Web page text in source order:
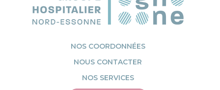
NOS COORDONNÉES
NOUS CONTACTER
NOS SERVICES